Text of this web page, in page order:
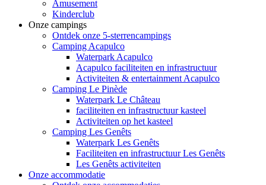
Amusement
Kinderclub
Onze campings
Ontdek onze 5-sterrencampings
Camping Acapulco
Waterpark Acapulco
Acapulco faciliteiten en infrastructuur
Activiteiten & entertainment Acapulco
Camping Le Pinède
Waterpark Le Château
faciliteiten en infrastructuur kasteel
Activiteiten op het kasteel
Camping Les Genêts
Waterpark Les Genêts
Faciliteiten en infrastructuur Les Genêts
Les Genêts activiteiten
Onze accommodatie